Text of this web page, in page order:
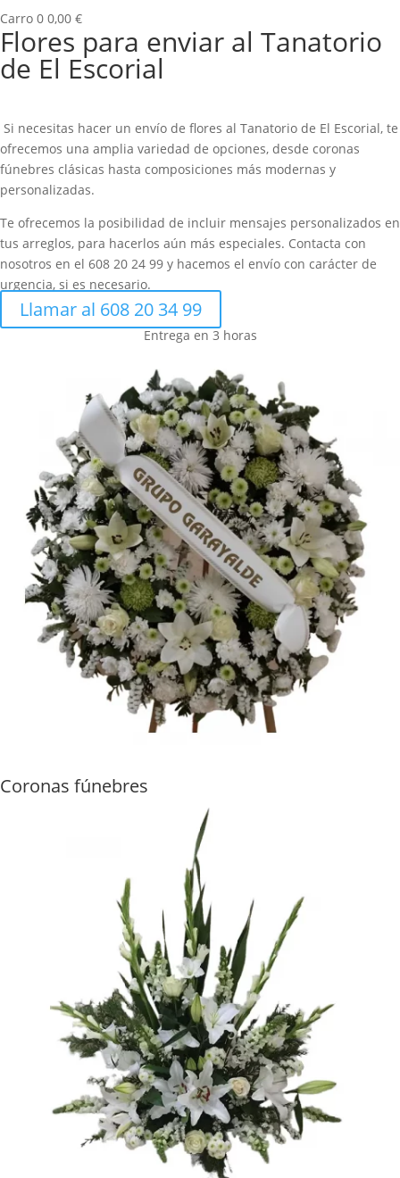
Carro 0 0,00 €
Flores para enviar al Tanatorio
de El Escorial
Si necesitas hacer un envío de flores al Tanatorio de El Escorial, te
ofrecemos una amplia variedad de opciones, desde coronas
fúnebres clásicas hasta composiciones más modernas y
personalizadas.
Te ofrecemos la posibilidad de incluir mensajes personalizados en
tus arreglos, para hacerlos aún más especiales. Contacta con
nosotros en el 608 20 24 99 y hacemos el envío con carácter de
urgencia, si es necesario.
Llamar al 608 20 34 99
Entrega en 3 horas
Coronas fúnebres